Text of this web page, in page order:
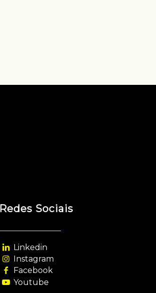
Redes Sociais
Linkedin
Instagram
Facebook
Youtube